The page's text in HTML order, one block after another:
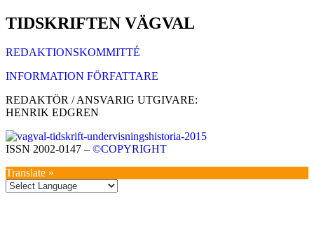
TIDSKRIFTEN VÄGVAL
REDAKTIONSKOMMITTÉ
INFORMATION FÖRFATTARE
REDAKTÖR / ANSVARIG UTGIVARE:
HENRIK EDGREN
ISSN 2002-0147 – ©COPYRIGHT
Translate »